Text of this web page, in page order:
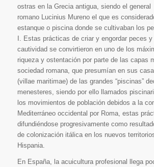
ostras en la Grecia antigua, siendo el general
romano Lucinius Mureno el que es
estanque o piscina donde se cultivaban los
I. Estas prácticas de criar y engordar peces
cautividad se convirtieron en uno de los
riqueza y ostentación por parte de las capas
sociedad romana, que presumían en sus
(villae maritimae) de las grandes “piscinas”
menesteres, siendo por ello llamados
los movimientos de población debidos a la
Mediterráneo occidental por Roma, estas
difundiéndose progresivamente como
de colonización itálica en los nuevos
Hispania.
En España, la acuicultura profesional llega